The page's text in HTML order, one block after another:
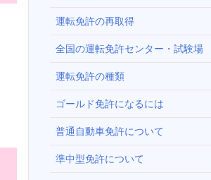
運転免許の再取得
全国の運転免許センター・試験場
運転免許の種類
ゴールド免許になるには
普通自動車免許について
準中型免許について